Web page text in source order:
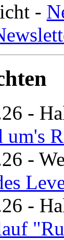
-
-
um's
-
-